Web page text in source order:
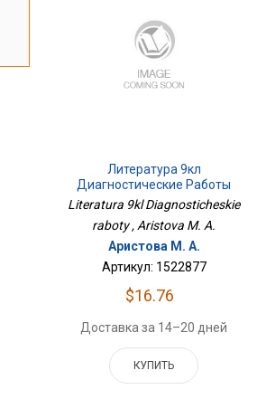
Литература 9кл
Диагностические Работы
Literatura 9kl Diagnosticheskie
raboty , Aristova M. A.
Аристова М. А.
Артикул: 1522877
$16.76
Доставка за 14–20 дней
КУПИТЬ